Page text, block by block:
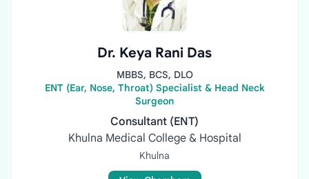
Dr. Keya Rani Das
MBBS, BCS, DLO
ENT (Ear, Nose, Throat) Specialist & Head Neck
Surgeon
Consultant (ENT)
Khulna Medical College & Hospital
Khulna